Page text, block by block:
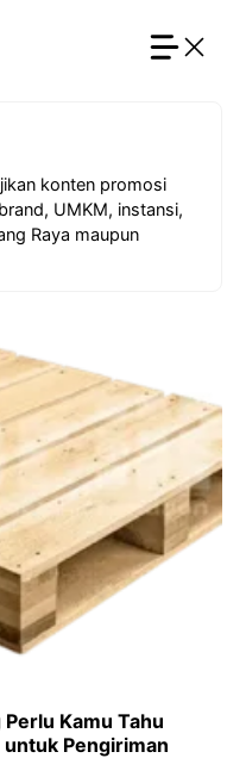
konten promosi
UMKM, instansi,
Raya maupun
Kamu Tahu
Pengiriman